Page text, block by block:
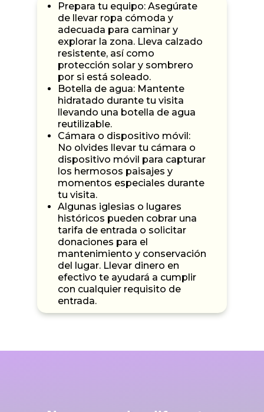
Prepara tu equipo: Asegúrate
de llevar ropa cómoda y
adecuada para caminar y
explorar la zona. Lleva calzado
resistente, así como
protección solar y sombrero
por si está soleado.
Botella de agua: Mantente
hidratado durante tu visita
llevando una botella de agua
reutilizable.
Cámara o dispositivo móvil:
No olvides llevar tu cámara o
dispositivo móvil para capturar
los hermosos paisajes y
momentos especiales durante
tu visita.
Algunas iglesias o lugares
históricos pueden cobrar una
tarifa de entrada o solicitar
donaciones para el
mantenimiento y conservación
del lugar. Llevar dinero en
efectivo te ayudará a cumplir
con cualquier requisito de
entrada.